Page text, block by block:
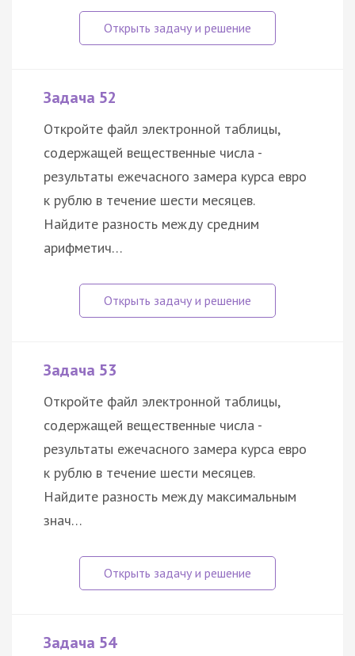
Задача 52
Откройте файл электронной таблицы,
содержащей вещественные числа -
результаты ежечасного замера курса евро
к рублю в течение шести месяцев.
Найдите разность между средним
арифметич…
Задача 53
Откройте файл электронной таблицы,
содержащей вещественные числа -
результаты ежечасного замера курса евро
к рублю в течение шести месяцев.
Найдите разность между максимальным
знач…
Задача 54